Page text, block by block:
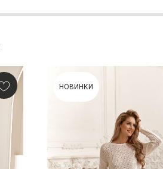
НОВИНКИ